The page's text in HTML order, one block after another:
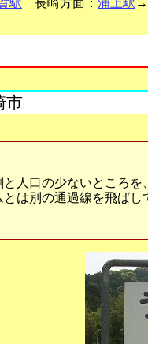
市
人口の少ないところを
は別の通過線を飛ば